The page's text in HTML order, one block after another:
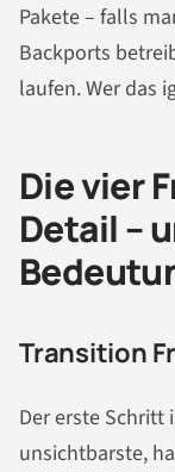
Pakete – falls
Backports
laufen. Wer das
Die vier
Detail –
Transition
Der erste Schritt
unsichtbarste,